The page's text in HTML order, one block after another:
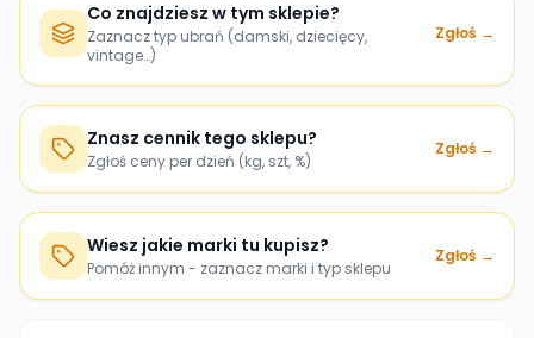
Co znajdziesz w tym sklepie?
Zaznacz typ ubrań (damski, dziecięcy,
vintage…)
Zgłoś →
Znasz cennik tego sklepu?
Zgłoś ceny per dzień (kg, szt, %)
Zgłoś →
Wiesz jakie marki tu kupisz?
Pomóż innym - zaznacz marki i typ sklepu
Zgłoś →